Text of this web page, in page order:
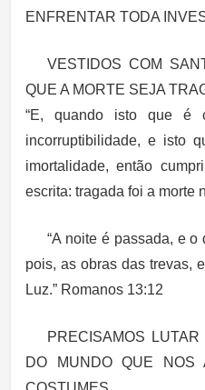
ENFRENTAR TODA
VESTIDOS COM
QUE A MORTE SEJA
“E, quando isto que é
incorruptibilidade, e isto
imortalidade, então
escrita: tragada foi a morte
“A noite é passada, e
pois, as obras das trevas,
Luz.” Romanos 13:12
PRECISAMOS
DO MUNDO QUE NOS